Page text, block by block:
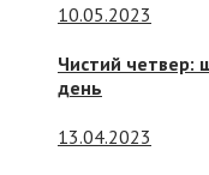
10.05.2023
Чистий четвер:
день
13.04.2023